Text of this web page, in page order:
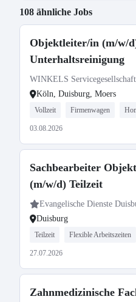
108 ähnliche Jobs
Objektleiter/in (m/w/
Unterhaltsreinigung
WINKELS
Köln, Duisburg, Moers
Vollzeit Firmenwagen
03.08.2026
Sachbearbeiter
(m/w/d) Teilzeit
Evangelische Dienste
Duisburg
Teilzeit Flexible Arbeitszeiten
27.07.2026
Zahnmedizinische